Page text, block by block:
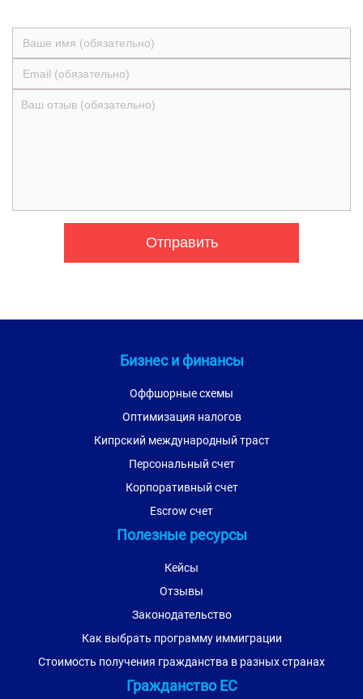
Бизнес и финансы
Оффшорные схемы
Оптимизация налогов
Кипрский международный траст
Персональный счет
Корпоративный счет
Escrow счет
Полезные ресурсы
Кейсы
Отзывы
Законодательство
Как выбрать программу иммиграции
Стоимость получения гражданства в разных странах
Гражданство ЕС